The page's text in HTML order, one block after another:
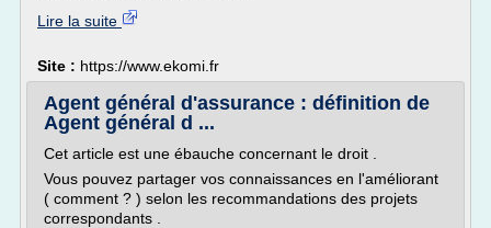
Lire la suite
Site : https://www.ekomi.fr
Agent général d'assurance : définition de
Agent général d ...
Cet article est une ébauche concernant le droit .
Vous pouvez partager vos connaissances en l'améliorant
( comment ? ) selon les recommandations des projets
correspondants .